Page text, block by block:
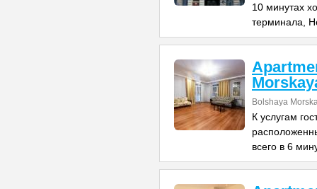
10 минутах
терминала,
Bolshaya
К услугам
всего в 6